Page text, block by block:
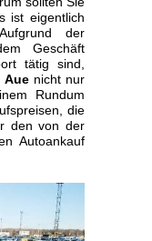
ist eigentlich
der
Geschäft
tätig sind,
Aue nicht nur
Rundum
die
den von der
Autoankauf